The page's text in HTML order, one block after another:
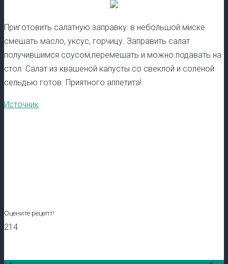
Приготовить салатную заправку: в небольшой миске
смешать масло, уксус, горчицу. Заправить салат
получившимся соусом,перемешать и можно подавать на
стол. Салат из квашеной капусты со свеклой и соленой
сельдью готов. Приятного аппетита!
Источник
Оцените рецепт!
214